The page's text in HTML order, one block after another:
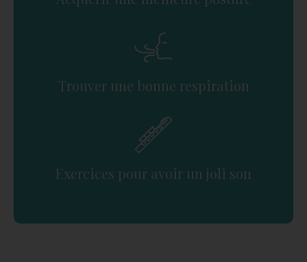
Trouver une bonne respiration
Exercices pour avoir un joli son